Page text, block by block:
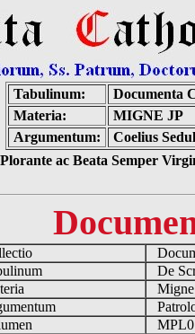
Tabulinum:
Documenta
Materia:
MIGNE JP
Argumentum:
Coelius
ac Beata Semper
De